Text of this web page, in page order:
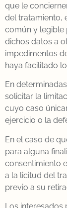
que le
del tratamiento,
común y legible
dichos datos a
impedimentos
haya facilitado
En
solicitar la
cuyo caso
ejercicio o la
En el caso de
para alguna
consentimiento
a la licitud del
previo a su